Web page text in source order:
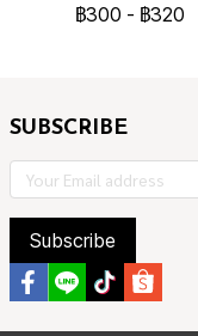
฿300 - ฿320
SUBSCRIBE
Subscribe